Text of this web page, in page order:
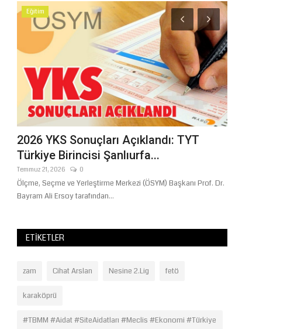
Eğitim
2026 YKS Sonuçları Açıklandı: TYT
Türkiye Birincisi Şanlıurfa...
Temmuz 21, 2026 0
Ölçme, Seçme ve Yerleştirme Merkezi (ÖSYM) Başkanı Prof. Dr.
Bayram Ali Ersoy tarafından...
ETIKETLER
zam Cihat Arslan Nesine 2.Lig fetö
karaköprü
#TBMM #Aidat #SiteAidatları #Meclis #Ekonomi #Türkiye